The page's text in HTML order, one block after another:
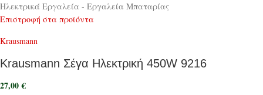
Ηλεκτρικά Εργαλεία - Εργαλεία Μπαταρίας
Επιστροφή στα προϊόντα
Krausmann
Krausmann Σέγα Ηλεκτρική 450W 9216
27,00€